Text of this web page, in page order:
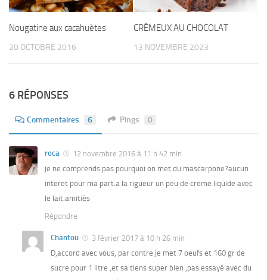
Nougatine aux cacahuètes
20 OCTOBRE 2016
CRÉMEUX AU CHOCOLAT
13 NOVEMBRE 2023
6 RÉPONSES
Commentaires 6 Pings 0
roca
12 novembre 2016 à 11 h 42 min
je ne comprends pas pourquoi on met du mascarpone?aucun
interet pour ma part.a la rigueur un peu de creme liquide avec
le lait.amitiés
Répondre
Chantou
3 février 2017 à 10 h 26 min
D,accord avec vous, par contre je met 7 oeufs et 160 gr de
sucre pour 1 litre ,et sa tiens super bien ,pas essayé avec du